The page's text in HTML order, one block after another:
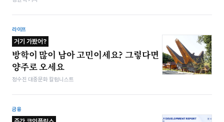
라이프
거기 가봤어?
방학이 많이 남아 고민이세요? 그렇다면
양주로 오세요
정수진 대중문화 칼럼니스트
금융